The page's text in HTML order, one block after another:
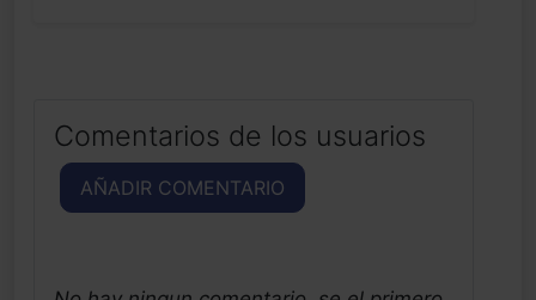
Comentarios de los usuarios
AÑADIR COMENTARIO